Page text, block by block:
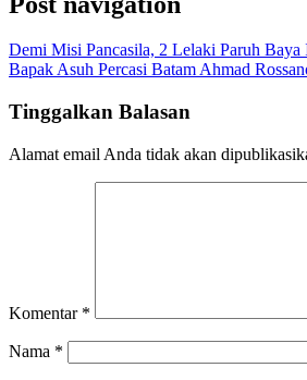
Demi Misi Pancasila, 2 Lelaki Paruh Baya
Bapak Asuh Percasi Batam Ahmad
Tinggalkan Balasan
Alamat email Anda tidak akan
Komentar *
Nama *